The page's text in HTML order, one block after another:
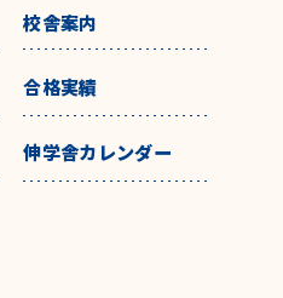
校舎案内
合格実績
伸学舎カレンダー